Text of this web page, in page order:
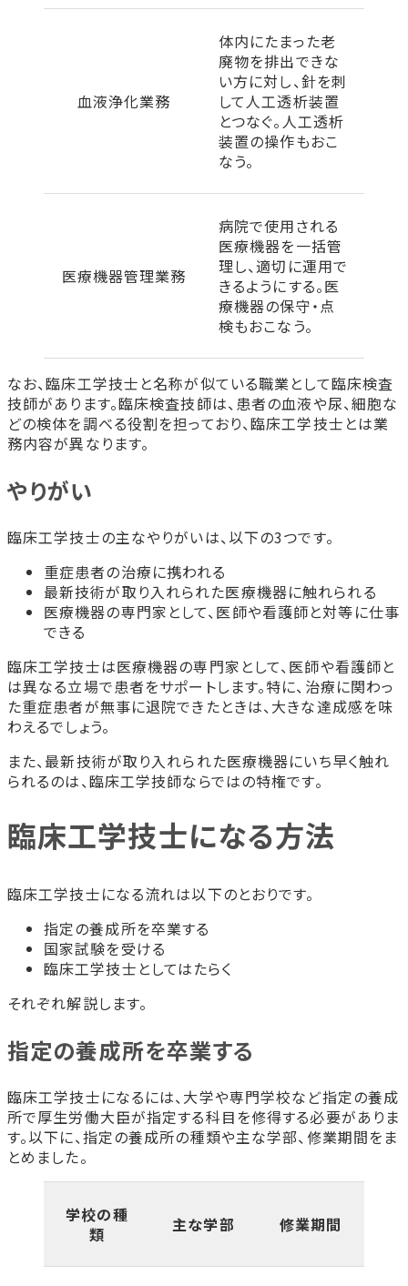
血液浄化業務
体内にたまった老
廃物を排出できな
い方に対し、針を刺
して人工透析装置
とつなぐ。人工透析
装置の操作もおこ
なう。
医療機器管理業務
病院で使用される
医療機器を一括管
理し、適切に運用で
きるようにする。医
療機器の保守・点
検もおこなう。
なお、臨床工学技士と名称が似ている職業として臨床検査
技師があります。臨床検査技師は、患者の血液や尿、細胞な
どの検体を調べる役割を担っており、臨床工学技士とは業
務内容が異なります。
やりがい
臨床工学技士の主なやりがいは、以下の3つです。
重症患者の治療に携われる
最新技術が取り入れられた医療機器に触れられる
医療機器の専門家として、医師や看護師と対等に仕事
できる
臨床工学技士は医療機器の専門家として、医師や看護師と
は異なる立場で患者をサポートします。特に、治療に関わっ
た重症患者が無事に退院できたときは、大きな達成感を味
わえるでしょう。
また、最新技術が取り入れられた医療機器にいち早く触れ
られるのは、臨床工学技師ならではの特権です。
臨床工学技士になる方法
臨床工学技士になる流れは以下のとおりです。
指定の養成所を卒業する
国家試験を受ける
臨床工学技士としてはたらく
それぞれ解説します。
指定の養成所を卒業する
臨床工学技士になるには、大学や専門学校など指定の養成
所で厚生労働大臣が指定する科目を修得する必要がありま
す。以下に、指定の養成所の種類や主な学部、修業期間をま
とめました。
学校の種
類
主な学部 修業期間